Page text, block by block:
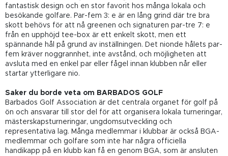
fantastisk design och en stor favorit hos många lokala och
besökande golfare. Par-fem 3: e är en lång grind där tre bra
skott behövs för att nå greenen och signaturen par-tre 7: e
från en upphöjd tee-box är ett enkelt skott, men ett
spännande hål på grund av inställningen. Det nionde hålets par-
fem kräver noggrannhet, inte avstånd, och möjligheten att
avsluta med en enkel par eller fågel innan klubben når eller
startar ytterligare nio.
Saker du borde veta om BARBADOS GOLF
Barbados Golf Association är det centrala organet för golf på
ön och ansvarar till stor del för att organisera lokala turneringar,
mästerskapsturneringar, ungdomsutveckling och
representativa lag. Många medlemmar i klubbar är också BGA-
medlemmar och golfare som inte har några officiella
handikapp på en klubb kan få en genom BGA, som är ansluten